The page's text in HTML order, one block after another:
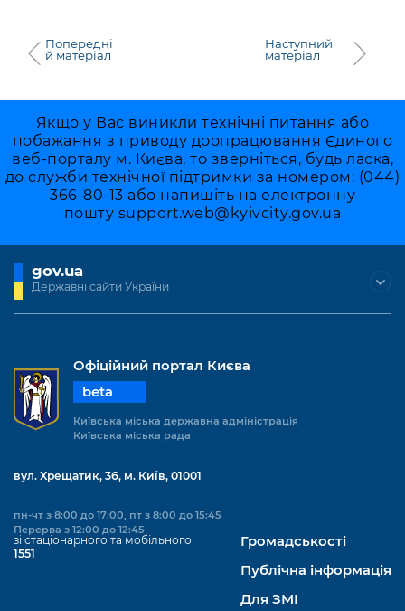
Попередні
й матеріал
Наступний
матеріал
Якщо у Вас виникли технічні питання або
побажання з приводу доопрацювання Єдиного
веб-порталу м. Києва, то зверніться, будь ласка,
до служби технічної підтримки за номером: (044)
366-80-13 або напишіть на електронну
пошту support.web@kyivcity.gov.ua
gov.ua
Державні сайти України
Офіційний портал Києва
beta
Київська міська державна адміністрація
Київська міська рада
вул. Хрещатик, 36, м. Київ, 01001
пн-чт з 8:00 до 17:00, пт з 8:00 до 15:45
Перерва з 12:00 до 12:45
зі стаціонарного та мобільного
1551
Громадськості
Публічна інформація
Для ЗМІ